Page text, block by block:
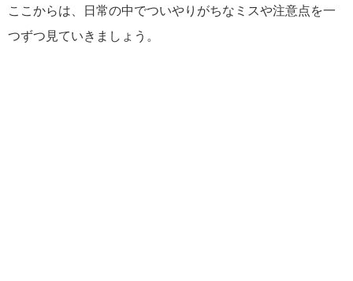
ここからは、日常の中でついやりがちなミスや注意点を一
つずつ見ていきましょう。